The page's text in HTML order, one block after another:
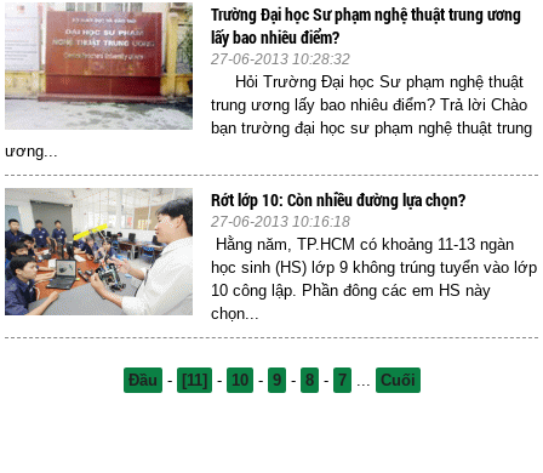
Trường Đại học Sư phạm nghệ thuật trung ương
lấy bao nhiêu điểm?
27-06-2013 10:28:32
Hỏi Trường Đại học Sư phạm nghệ thuật
trung ương lấy bao nhiêu điểm? Trả lời Chào
bạn trường đại học sư phạm nghệ thuật trung
ương...
Rớt lớp 10: Còn nhiều đường lựa chọn?
27-06-2013 10:16:18
Hằng năm, TP.HCM có khoảng 11-13 ngàn
học sinh (HS) lớp 9 không trúng tuyển vào lớp
10 công lập. Phần đông các em HS này
chọn...
Đầu - [11] - 10 - 9 - 8 - 7 Cuối